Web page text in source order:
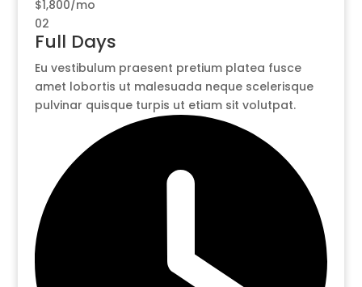
$1,800/mo
02
Full Days
Eu vestibulum praesent pretium platea fusce
amet lobortis ut malesuada neque scelerisque
pulvinar quisque turpis ut etiam sit volutpat.​